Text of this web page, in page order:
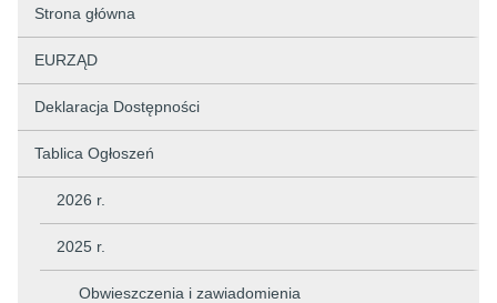
Strona główna
EURZĄD
Deklaracja Dostępności
Tablica Ogłoszeń
2026 r.
2025 r.
Obwieszczenia i zawiadomienia